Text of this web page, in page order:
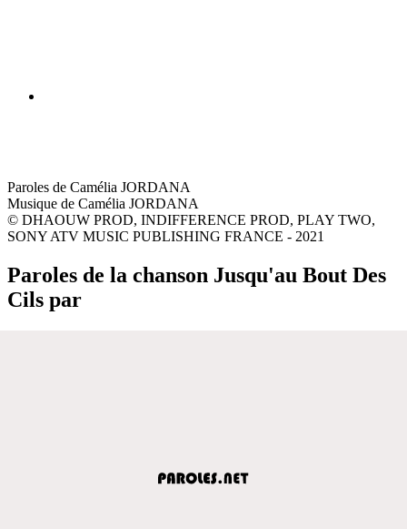
Paroles de Camélia JORDANA
Musique de Camélia JORDANA
© DHAOUW PROD, INDIFFERENCE PROD, PLAY TWO,
SONY ATV MUSIC PUBLISHING FRANCE - 2021
Paroles de la chanson Jusqu'au Bout Des
Cils par